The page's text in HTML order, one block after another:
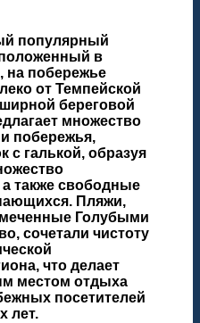
популярный
в
на побережье
от Темпейской
береговой
множество
побережья,
с галькой, образуя
также свободные
Пляжи,
Голубыми
сочетали чистоту
что делает
местом отдыха
посетителей
лет.